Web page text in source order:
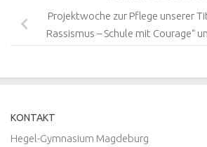
Projektwoche zur Pflege unserer
Rassismus – Schule mit Courage“
KONTAKT
Hegel-Gymnasium Magdeburg